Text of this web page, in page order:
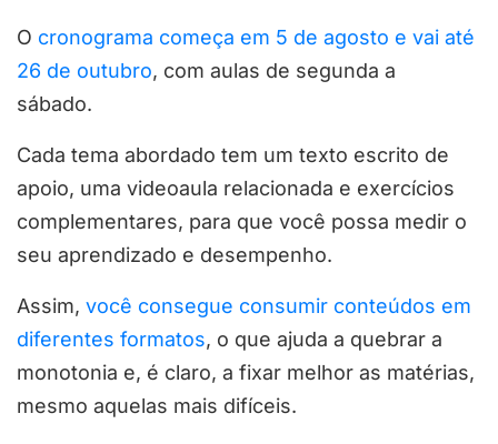
O cronograma começa em 5 de agosto e vai até
26 de outubro, com aulas de segunda a
sábado.
Cada tema abordado tem um texto escrito de
apoio, uma videoaula relacionada e exercícios
complementares, para que você possa medir o
seu aprendizado e desempenho.
Assim, você consegue consumir conteúdos em
diferentes formatos, o que ajuda a quebrar a
monotonia e, é claro, a fixar melhor as matérias,
mesmo aquelas mais difíceis.